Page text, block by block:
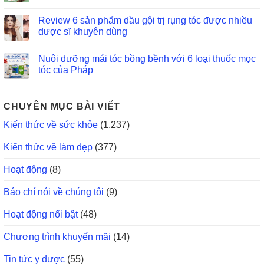
Review 6 sản phẩm dầu gội trị rụng tóc được nhiều
dược sĩ khuyên dùng
Nuôi dưỡng mái tóc bồng bềnh với 6 loại thuốc mọc
tóc của Pháp
CHUYÊN MỤC BÀI VIẾT
Kiến thức về sức khỏe (1.237)
Kiến thức về làm đẹp (377)
Hoạt động (8)
Báo chí nói về chúng tôi (9)
Hoạt động nổi bật(48)
Chương trình khuyến mãi (14)
Tin tức y dược (55)